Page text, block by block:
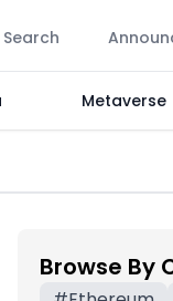
Search
Metaverse
Browse By